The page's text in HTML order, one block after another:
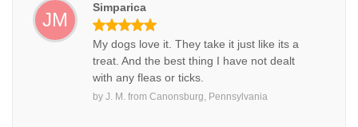
JM
Simparica
My dogs love it. They take it just like its a
treat. And the best thing I have not dealt
with any fleas or ticks.
by J. M. from Canonsburg, Pennsylvania